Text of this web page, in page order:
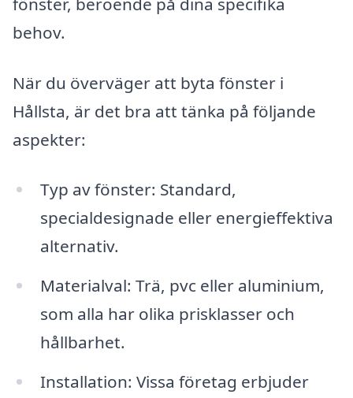
behov.
När du överväger att byta fönster i
Hållsta, är det bra att tänka på följande
aspekter:
Typ av fönster: Standard,
specialdesignade eller energieffektiva
alternativ.
Materialval: Trä, pvc eller aluminium,
som alla har olika prisklasser och
hållbarhet.
Installation: Vissa företag erbjuder